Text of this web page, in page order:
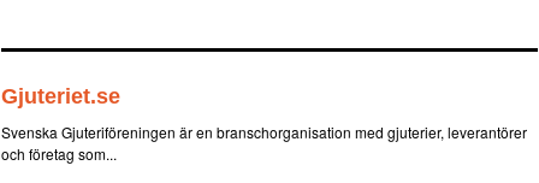
Gjuteriet.se
Svenska Gjuteriföreningen är en branschorganisation med gjuterier, leverantörer
och företag som...